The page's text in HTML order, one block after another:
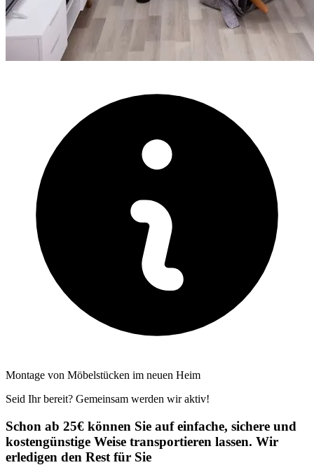
Montage von Möbelstücken im neuen Heim
Seid Ihr bereit? Gemeinsam werden wir aktiv!
Schon ab 25€ können Sie auf einfache, sichere und
kostengünstige Weise transportieren lassen. Wir
erledigen den Rest für Sie